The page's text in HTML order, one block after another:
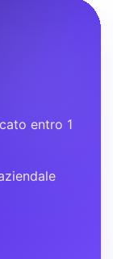
entro 1